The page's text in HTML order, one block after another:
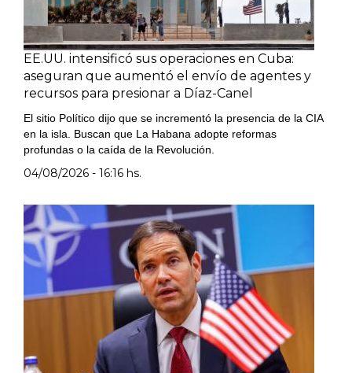
EE.UU. intensificó sus operaciones en Cuba:
aseguran que aumentó el envío de agentes y
recursos para presionar a Díaz-Canel
El sitio Político dijo que se incrementó la presencia de la CIA
en la isla. Buscan que La Habana adopte reformas
profundas o la caída de la Revolución.
04/08/2026 - 16:16 hs.